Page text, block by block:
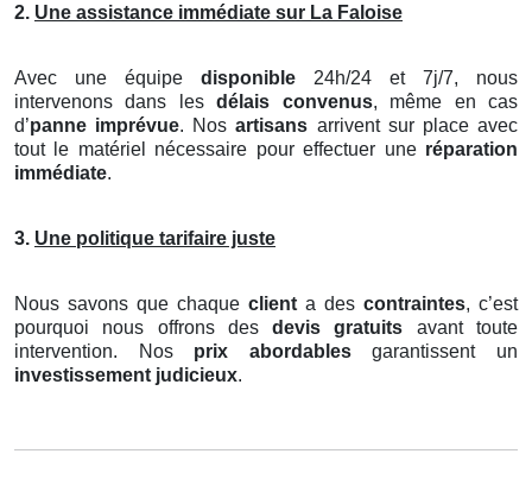
2. Une assistance immédiate sur La Faloise
Avec une équipe disponible 24h/24 et 7j/7, nous
intervenons dans lesdélais convenus, même en cas
d’panne imprévue. Nosartisans arrivent sur place avec
tout le matériel nécessaire pour effectuer une réparation
immédiate.
3. Une politique tarifaire juste
Nous savons que chaque client a des contraintes, c’est
pourquoi nous offrons desdevis gratuits avant toute
intervention. Nos prix abordablesgarantissent un
investissement judicieux.